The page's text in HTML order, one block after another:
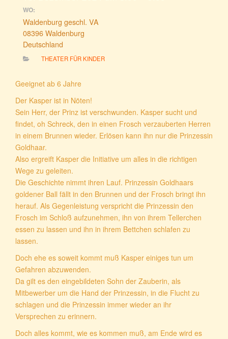
WO:
Waldenburg geschl. VA
08396 Waldenburg
Deutschland
THEATER FÜR KINDER
Geeignet ab 6 Jahre
Der Kasper ist in Nöten!
Sein Herr, der Prinz ist verschwunden. Kasper sucht und
findet, oh Schreck, den in einen Frosch verzauberten Herren
in einem Brunnen wieder. Erlösen kann ihn nur die Prinzessin
Goldhaar.
Also ergreift Kasper die Initiative um alles in die richtigen
Wege zu geleiten.
Die Geschichte nimmt ihren Lauf. Prinzessin Goldhaars
goldener Ball fällt in den Brunnen und der Frosch bringt ihn
herauf. Als Gegenleistung verspricht die Prinzessin den
Frosch im Schloß aufzunehmen, ihn von ihrem Tellerchen
essen zu lassen und ihn in ihrem Bettchen schlafen zu
lassen.
Doch ehe es soweit kommt muß Kasper einiges tun um
Gefahren abzuwenden.
Da gilt es den eingebildeten Sohn der Zauberin, als
Mitbewerber um die Hand der Prinzessin, in die Flucht zu
schlagen und die Prinzessin immer wieder an ihr
Versprechen zu erinnern.
Doch alles kommt, wie es kommen muß, am Ende wird es